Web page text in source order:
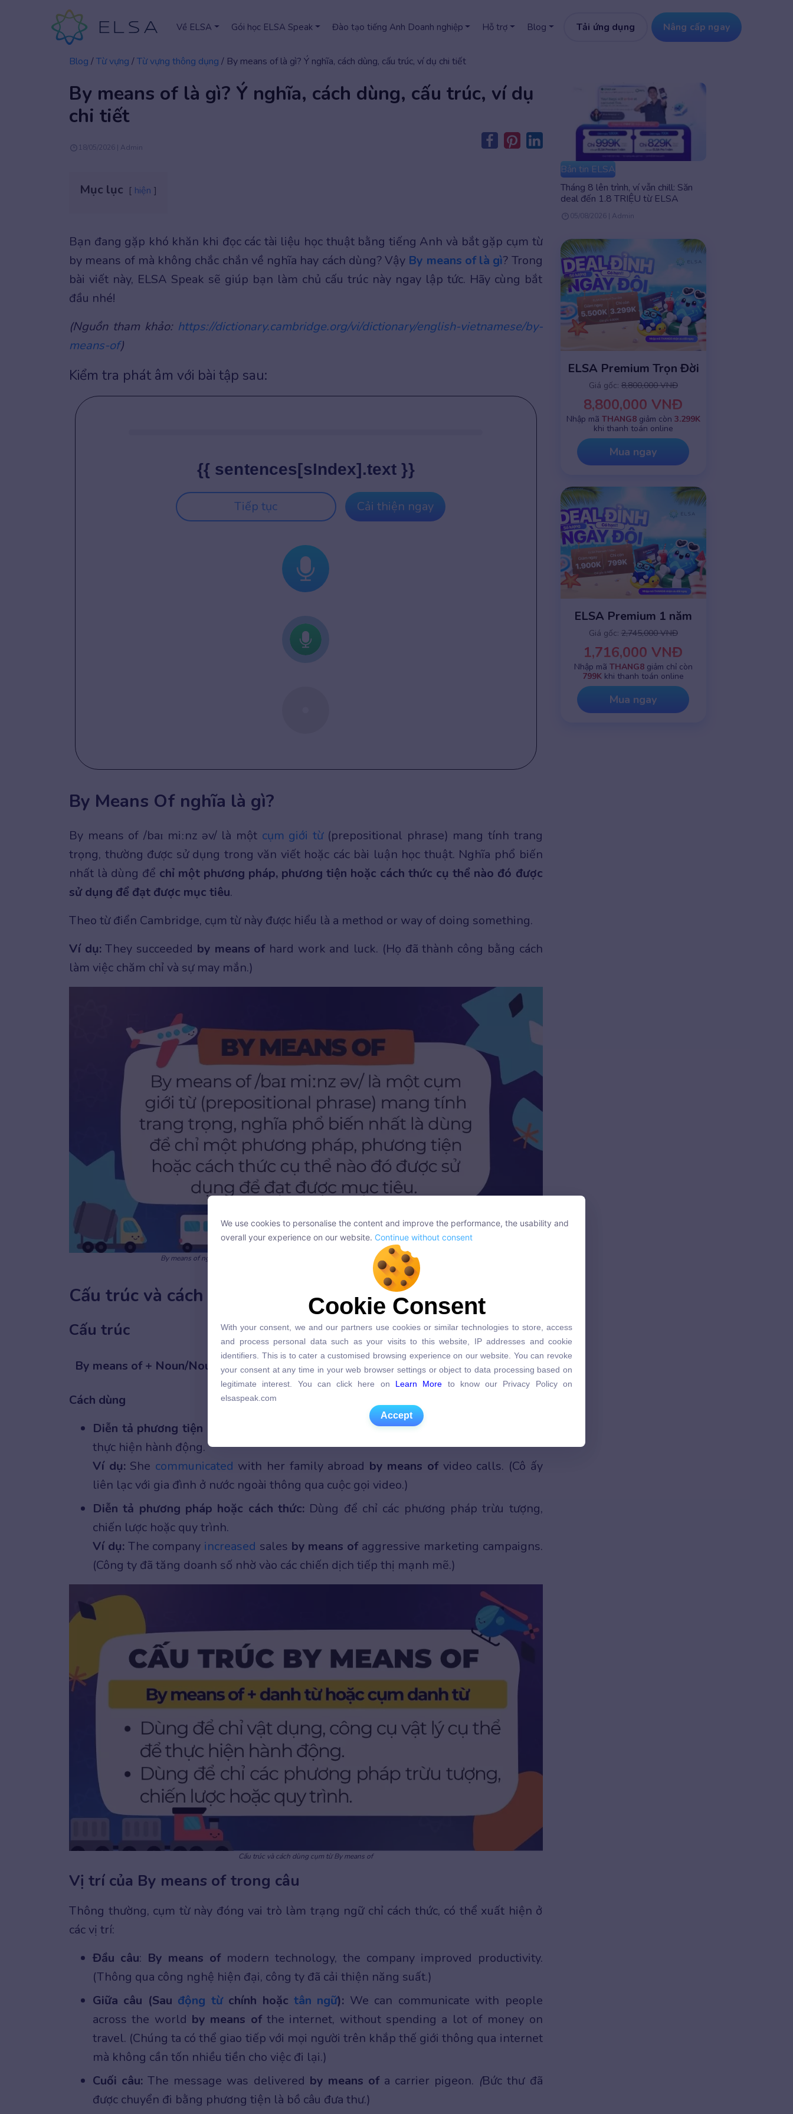
Về ELSA Gói học ELSA Speak Đào tạo tiếng Anh Doanh nghiệp Hỗ trợ Blog Tải ứng dụng Nâng cấp ngay
Blog /Từ vựng /Từ vựng thông dụng / By means of là gì? Ý nghĩa, cách dùng, cấu trúc, ví dụ chi tiết
By means of là gì? Ý nghĩa, cách dùng, cấu trúc, ví dụ
chi tiết
18/05/2026 | Admin
Mục lục hiện
Bạn đang gặp khó khăn khi đọc các tài liệu học thuật bằng tiếng Anh và bắt gặp cụm từ
by means of mà không chắc chắn về nghĩa hay cách dùng? Vậy By means of là gì? Trong
bài viết này, ELSA Speak sẽ giúp bạn làm chủ cấu trúc này ngay lập tức. Hãy cùng bắt
đầu nhé!
(Nguồn tham khảo: https://dictionary.cambridge.org/vi/dictionary/english-vietnamese/by-
means-of)
Kiểm tra phát âm với bài tập sau:
{{ sentences[sIndex].text }}
Tiếp tục Cải thiện ngay
By Means Of nghĩa là gì?
By means of /baɪ miːnz əv/ là một cụm giới từ(prepositional phrase) mang tính trang
trọng, thường được sử dụng trong văn viết hoặc các bài luận học thuật. Nghĩa phổ biến
nhất là dùng để chỉ một phương pháp, phương tiện hoặc cách thức cụ thể nào đó được
sử dụng để đạt được mục tiêu.
Theo từ điển Cambridge, cụm từ này được hiểu là a method or way of doing something.
Ví dụ:They succeeded by means of hard work and luck. (Họ đã thành công bằng cách
làm việc chăm chỉ và sự may mắn.)
By means of nghĩa là bằng cách, thông qua, nhờ vào phương tiện hoặc phương pháp nào đó
Cấu trúc và cách dùng cụm từ By means of
Cấu trúc
By means of + Noun/Noun Phrase (Danh từ/Cụm danh từ)
Cách dùng
Diễn tả phương tiện hoặc công cụ:
Dùng để chỉ vật dụng, công cụ vật lý cụ thể để
thực hiện hành động.
Ví dụ:She communicated with her family abroad by means ofvideo calls. (Cô ấy
liên lạc với gia đình ở nước ngoài thông qua cuộc gọi video.)
Diễn tả phương pháp hoặc cách thức:Dùng để chỉ các phương pháp trừu tượng,
chiến lược hoặc quy trình.
Ví dụ:The company increased sales by means ofaggressive marketing campaigns.
(Công ty đã tăng doanh số nhờ vào các chiến dịch tiếp thị mạnh mẽ.)
Cấu trúc và cách dùng cụm từ By means of
Vị trí của By means of trong câu
Thông thường, cụm từ này đóng vai trò làm trạng ngữ chỉ cách thức, có thể xuất hiện ở
các vị trí:
Đầu câu: By means of modern technology, the company improved productivity.
(Thông qua công nghệ hiện đại, công ty đã cải thiện năng suất.)
Giữa câu (Sau động từchính hoặc tân ngữ): We can communicate with people
across the world by means ofthe internet, without spending a lot of money on
travel. (Chúng ta có thể giao tiếp với mọi người trên khắp thế giới thông qua internet
mà không cần tốn nhiều tiền cho việc đi lại.)
Cuối câu: The message was delivered by means ofa carrier pigeon. (Bức thư đã
được chuyển đi bằng phương tiện là bồ câu đưa thư.)
Bản tin ELSA
Tháng 8 lên trình, ví vẫn chill: Săn
deal đến 1.8 TRIỆU từ ELSA
05/08/2026 | Admin
ELSA Premium Trọn Đời
Giá gốc: 8,800,000 VNĐ
8,800,000 VNĐ
Nhập mã THANG8giảm còn 3.299K
khi thanh toán online
Mua ngay
ELSA Premium 1 năm
Giá gốc: 2,745,000 VNĐ
1,716,000 VNĐ
Nhập mã THANG8giảm chỉ còn
799K khi thanh toán online
Mua ngay
We use cookies to personalise the content and improve the performance, the usability and
overall your experience on our website.
Continue without consent
Cookie Consent
and process personal data such as your visits to this website, IP addresses and cookie
identifiers. This is to cater a customised browsing experience on our website. You can revoke
your consent at any time in your web browser settings or object to data processing based on
legitimate interest. You can click here on
Learn More
to know our Privacy Policy on
elsaspeak.com
Accept
We use cookies to personalise the content and improve the performance, the usability and
overall your experience on our website. Continue without consent
Cookie Consent
With your consent, we and our partners use cookies or similar technologies to store, access
and process personal data such as your visits to this website, IP addresses and cookie
identifiers. This is to cater a customised browsing experience on our website. You can revoke
your consent at any time in your web browser settings or object to data processing based on
legitimate interest. You can click here on Learn More to know our Privacy Policy on
elsaspeak.com
Accept